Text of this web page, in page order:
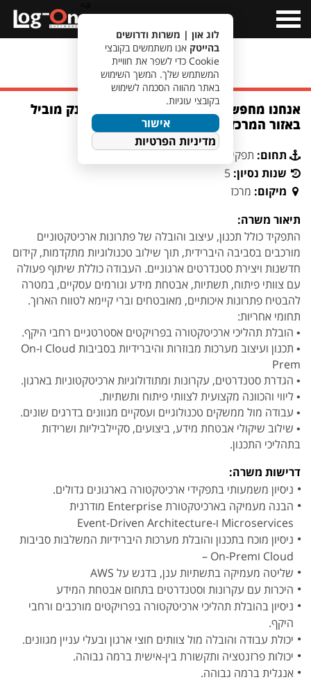
Menu
מעבר לחיפוש משרות
אנחנו מחפשים Solution Architect לבנק מוביל
באזור המרכז
תחום: תפקידי ניהול ובכירים
שנות נסיון: 5
מיקום: מרכז
תיאור משרה:
התפקיד כולל תכנון, עיצוב והובלה של פתרונות ארכיטקטוניים
מורכבים בסביבה היברידית, תוך שילוב טכנולוגיות מתקדמות, קידום
חדשנות ויצירת סטנדרטים ארגוניים. העבודה כוללת שיתוף פעולה
עם צוותי פיתוח, תשתיות, אבטחת מידע וגורמים עסקיים, במטרה
להבטיח פתרונות איכותיים, מאובטחים וברי קיימא לטווח הארוך.
תחומי אחריות:
• הובלת תהליכי ארכיטקטורה בפרויקטים אסטרטגיים רחבי היקף.
• תכנון ועיצוב מערכות מבוזרות והיברידיות בסביבות Cloud וOn-
Prem
• הגדרת סטנדרטים, עקרונות ומתודולוגיות ארכיטקטוניות בארגון.
• ליווי והכוונה מקצועית לצוותי פיתוח ותשתיות.
• עבודה מול ממשקים טכנולוגיים ועסקיים מגוונים בדרגים שונים.
• שילוב שיקולי אבטחת מידע, ביצועים, סקיילביליות ושרידות
בתהליכי התכנון.
דרישות משרה:
ניסיון משמעותי בתפקידי ארכיטקטורה בארגונים גדולים.
הבנה מעמיקה בארכיטקטורת Enterprise מודרנית
Microservices ו-Event-Driven Architecture
ניסיון מוכח בתכנון והובלת מערכות היברידיות המשלבות סביבות
Cloud וOn-Prem –
שליטה מעמיקה בתשתיות ענן, בדגש על AWS
היכרות עם עקרונות וסטנדרטים בתחום אבטחת המידע
ניסיון בהובלת תהליכי ארכיטקטורה בפרויקטים מורכבים ורחבי
היקף.
יכולת עבודה והובלה מול צוותים חוצי ארגון ובעלי עניין מגוונים.
יכולות פרזנטציה ותקשורת בין-אישית ברמה גבוהה.
אנגלית ברמה גבוהה.
לוג און | משרות ודרושים
בהייטק אנו משתמשים בקובצי
Cookie כדי לשפר את חוויית
המשתמש שלך. המשך השימוש
באתר מהווה הסכמה לשימוש
בקובצי עוגיות.
אישור
מדיניות הפרטיות